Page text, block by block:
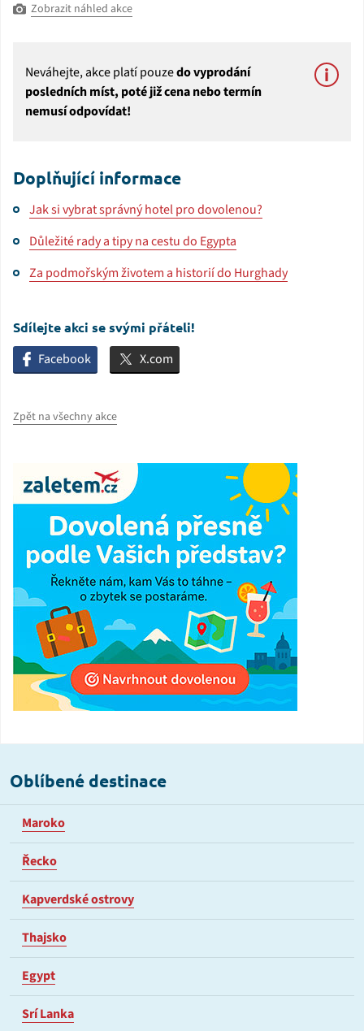
Zobrazit náhled akce
Neváhejte, akce platí pouzedo vyprodání
posledních míst, poté již cena nebo termín
nemusí odpovídat!
Doplňující informace
Jak si vybrat správný hotel pro dovolenou?
Důležité rady a tipy na cestu do Egypta
Za podmořským životem a historií do Hurghady
Sdílejte akci se svými přáteli!
Facebook X.com
Zpět na všechny akce
Oblíbené destinace
Maroko
Řecko
Kapverdské ostrovy
Thajsko
Egypt
Srí Lanka